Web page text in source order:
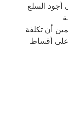
السلع
أن تكلفة
و٨٠٠ جنيه تسدد على أقساط